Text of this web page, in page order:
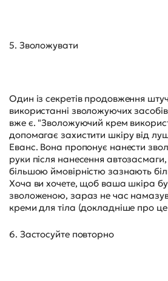
5. Зволожувати
Один із секретів продовження
використанні зволожуючих
вже є. "Зволожуючий крем
допомагає захистити шкіру від
Еванс. Вона пропонує нанести
руки після нанесення
більшою ймовірністю зазнають
Хоча ви хочете, щоб ваша шкіра
зволоженою, зараз не час
креми для тіла (докладніше про
6. Застосуйте повторно